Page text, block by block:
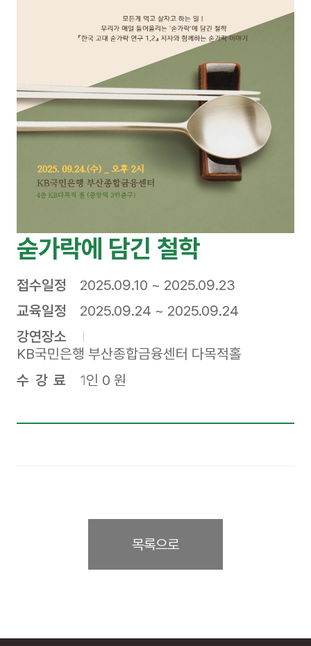
숟가락에 담긴 철학
접수일정
2025.09.10 ~ 2025.09.23
교육일정
2025.09.24 ~ 2025.09.24
강연장소
KB국민은행 부산종합금융센터 다목적홀
수강료
1인 0 원
목록으로